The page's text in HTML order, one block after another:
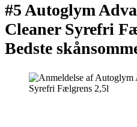
#5 Autoglym
Cleaner Syrefri
Bedste